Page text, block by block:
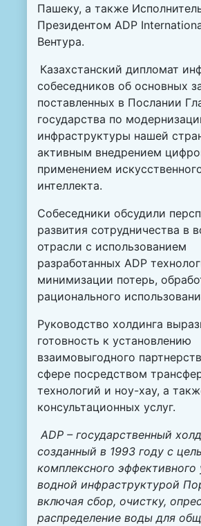
Пашеку, а также
Президентом ADP
Вентура.
Казахстанский дипломат
собеседников об основных
поставленных в Послании
государства по
инфраструктуры нашей
активным внедрением
применением
интеллекта.
Собеседники обсудили
развития сотрудничества в
отрасли с использованием
разработанных ADP
минимизации потерь,
рационального
Руководство холдинга
готовность к установлению
взаимовыгодного
сфере посредством
технологий и ноу-хау, а
консультационных услуг.
ADP – государственный
созданный в 1993 году с
комплексного эффективного
водной инфраструктурой
включая сбор, очистку,
распределение воды для